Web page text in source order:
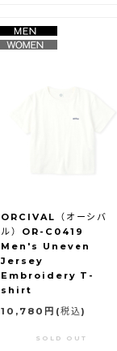
ORCIVAL（オーシバ
ル）OR-C0419
Men's Uneven
Jersey
Embroidery T-
shirt
10,780円 (税込)
SOLD OUT